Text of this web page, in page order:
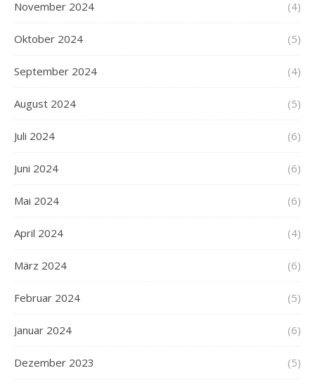
November 2024 (4)
Oktober 2024 (5)
September 2024 (4)
August 2024 (5)
Juli 2024 (6)
Juni 2024 (6)
Mai 2024 (6)
April 2024 (4)
März 2024 (6)
Februar 2024 (5)
Januar 2024 (6)
Dezember 2023 (5)